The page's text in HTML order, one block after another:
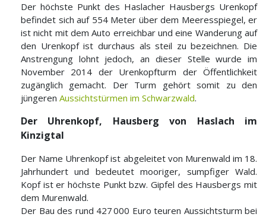
Der höchste Punkt des Haslacher Hausbergs Urenkopf
befindet sich auf 554 Meter über dem Meeresspiegel, er
ist nicht mit dem Auto erreichbar und eine Wanderung auf
den Urenkopf ist durchaus als steil zu bezeichnen. Die
Anstrengung lohnt jedoch, an dieser Stelle wurde im
November 2014 der Urenkopfturm der Öffentlichkeit
zugänglich gemacht. Der Turm gehört somit zu den
jüngeren Aussichtstürmen im Schwarzwald.
Der Uhrenkopf, Hausberg von Haslach im
Kinzigtal
Der Name Uhrenkopf ist abgeleitet von Murenwald im 18.
Jahrhundert und bedeutet mooriger, sumpfiger Wald.
Kopf ist er höchste Punkt bzw. Gipfel des Hausbergs mit
dem Murenwald.
Der Bau des rund 427 000 Euro teuren Aussichtsturm bei